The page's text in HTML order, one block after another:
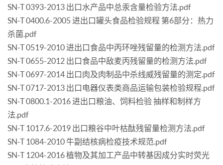
SN-T 0393-2013 出口水产品中总汞含量检验方法.pdf
SN-T 0400.6-2005 进出口罐头食品检验规程 第6部分：热力
杀菌.pdf
SN-T 0519-2010 进出口食品中丙环唑残留量的检测方法.pdf
SN-T 0655-2012 出口食品中敌麦丙残留量的检测方法.pdf
SN-T 0697-2014 出口肉及肉制品中杀线威残留量的测定.pdf
SN-T 0717-2013 出口电器仪表类商品运输包装检验规程.pdf
SN-T 0800.1-2016 进出口粮油、饲料检验 抽样和制样方
法.pdf
SN-T 1017.6-2019 出口粮谷中叶枯酞残留量检测方法.pdf
SN-T 1084-2010 牛副结核病检疫技术规范.pdf
SN-T 1204-2016 植物及其加工产品中转基因成分实时荧光